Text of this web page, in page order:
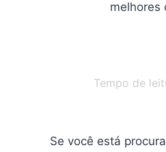
melhores
Tempo de
Se você está